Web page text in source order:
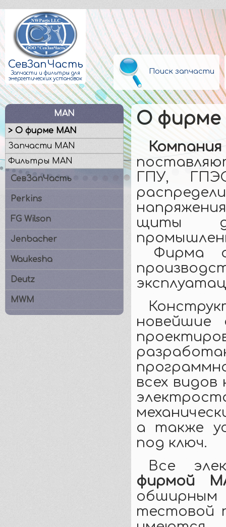
СевЗапЧасть
Запчасти и фильтры для
энергетических установок
Поиск запчасти
MAN
> О фирме MAN
Запчасти MAN
Фильтры MAN
СевЗапЧасть
Perkins
FG Wilson
Jenbacher
Waukesha
Deutz
MWM
О фирме
ГПУ,
щиты
Фирма
новейшие
всех
а также
под ключ.
Все
фирмой
обширным
тестовой